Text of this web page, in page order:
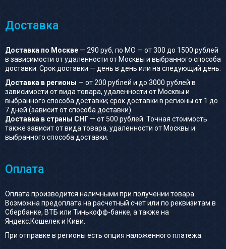
Доставка
Доставка по Москве — 290 руб, по МО — от 300 до 1500 рублей
в зависимости от удаленности от Москвы и выбранного способа
доставки. Срок доставки — день в день или на следующий день.
Доставка в регионы — от 200 рублей и до 3000 рублей в
зависимости от вида товара, удаленности от Москвы и
выбранного способа доставки; срок доставки в регионы от 1 до
7 дней (зависит от способа доставки).
Доставка в страны СНГ — от 500 рублей. Точная стоимость
также зависит от вида товара, удаленности от Москвы и
выбранного способа доставки.
Оплата
Оплата производится наличными при получении товара.
Возможна предоплата на расчетный счет или по реквизитам в
Сбербанке, ВТБ или Тинькофф-банке, а также на
Яндекс.Кошелек и Киви.
При отправке в регионы есть опция наложенного платежа.